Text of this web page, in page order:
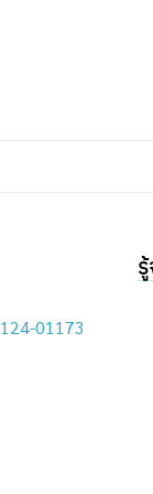
124-01173